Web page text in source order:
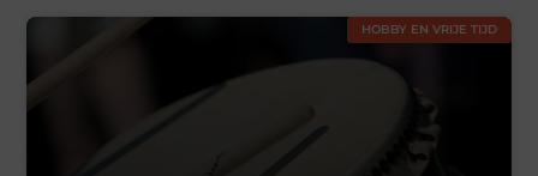
HOBBY EN VRIJE TIJD